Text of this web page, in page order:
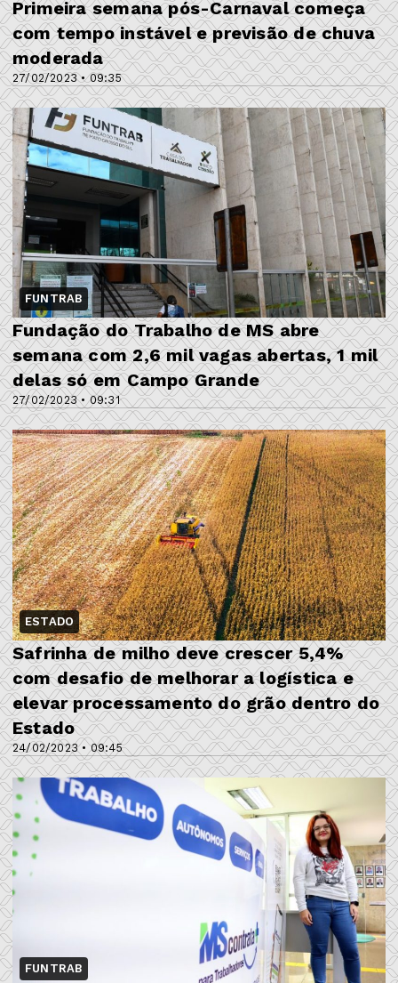
27/02/2023 • 09:35
Primeira semana pós-Carnaval começa
com tempo instável e previsão de chuva
moderada
FUNTRAB
27/02/2023 • 09:31
Fundação do Trabalho de MS abre
semana com 2,6 mil vagas abertas, 1 mil
delas só em Campo Grande
ESTADO
24/02/2023 • 09:45
Safrinha de milho deve crescer 5,4%
com desafio de melhorar a logística e
elevar processamento do grão dentro do
Estado
FUNTRAB